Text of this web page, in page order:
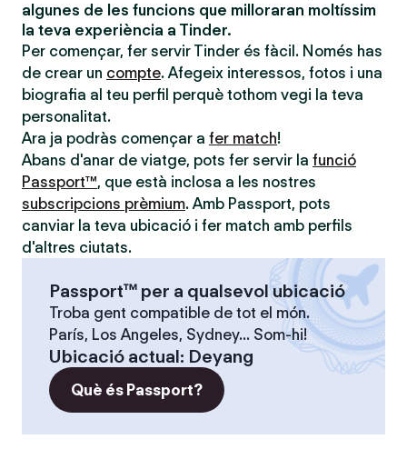
algunes de les funcions que milloraran moltíssim
la teva experiència a Tinder.
Per començar, fer servir Tinder és fàcil. Només has
de crear un compte. Afegeix interessos, fotos i una
biografia al teu perfil perquè tothom vegi la teva
personalitat.
Ara ja podràs començar a fer match!
Abans d'anar de viatge, pots fer servir la funció
Passport™, que està inclosa a les nostres
subscripcions prèmium. Amb Passport, pots
canviar la teva ubicació i fer match amb perfils
d'altres ciutats.
Passport™ per a qualsevol ubicació
Troba gent compatible de tot el món.
París, Los Angeles, Sydney... Som-hi!
Ubicació actual: Deyang
Què és Passport?